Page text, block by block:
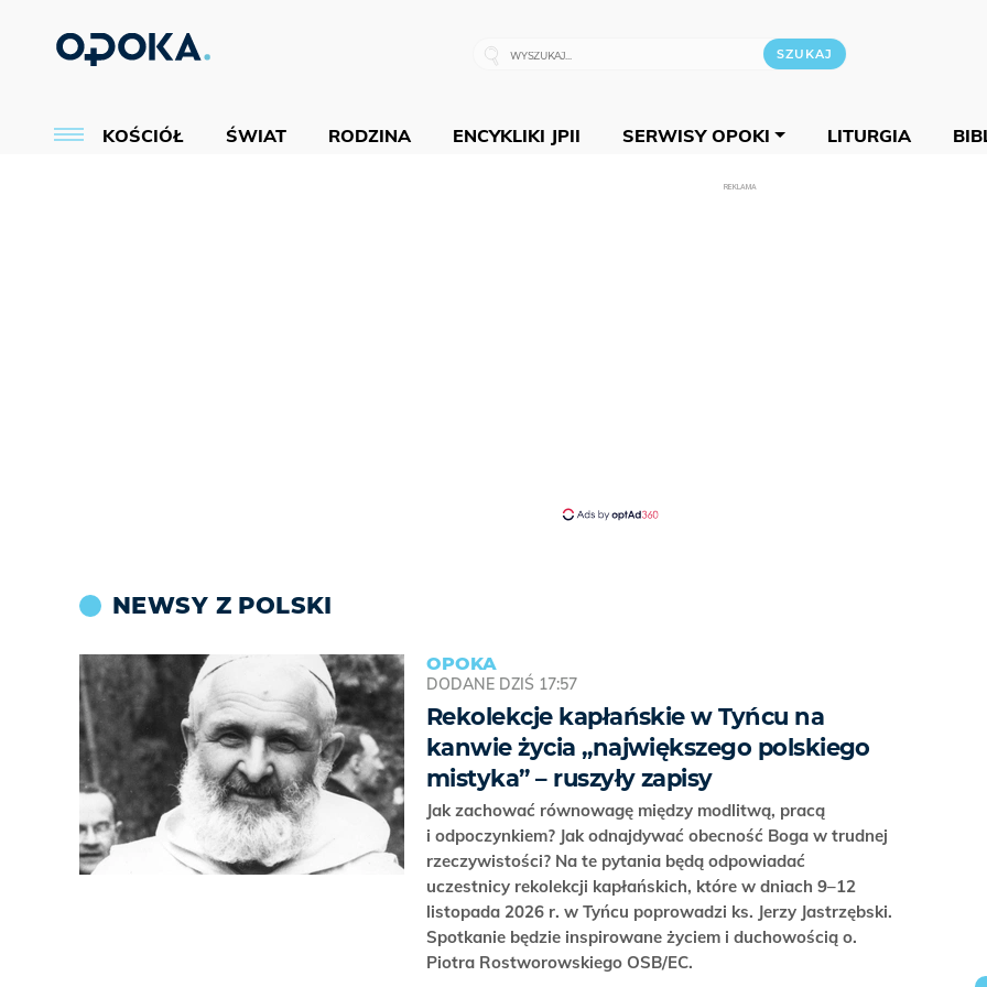
KOŚCIÓŁ ŚWIAT RODZINA ENCYKLIKI JPII SERWISY OPOKI LITURGIA
REKLAMA
NEWSY Z POLSKI
OPOKA
DODANE DZIŚ 17:57
Rekolekcje kapłańskie w Tyńcu na
kanwie życia „największego polskiego
mistyka” – ruszyły zapisy
Jak zachować równowagę między modlitwą, pracą
i odpoczynkiem? Jak odnajdywać obecność Boga w trudnej
rzeczywistości? Na te pytania będą odpowiadać
uczestnicy rekolekcji kapłańskich, które w dniach 9–12
listopada 2026 r. w Tyńcu poprowadzi ks. Jerzy Jastrzębski.
Spotkanie będzie inspirowane życiem i duchowością o.
Piotra Rostworowskiego OSB/EC.